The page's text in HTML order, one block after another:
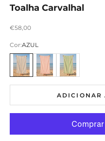
Toalha Carvalhal
Preço promocional
€58,00
Cor:AZUL
AZUL
ROSA VERDE
ADICIONAR